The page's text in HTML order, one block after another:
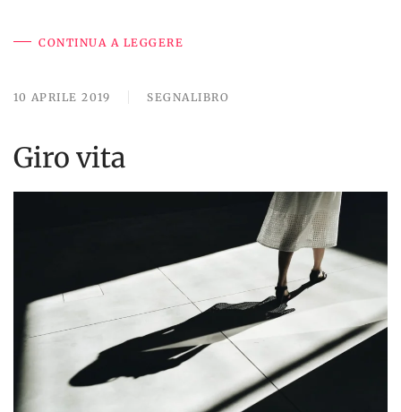
CONTINUA A LEGGERE
10 APRILE 2019 SEGNALIBRO
Giro vita